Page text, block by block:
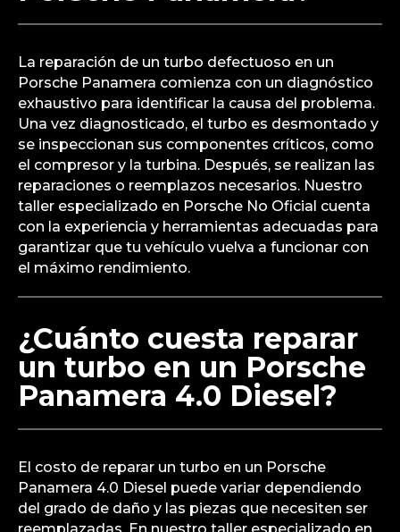
La reparación de un turbo defectuoso en un
Porsche Panamera comienza con un diagnóstico
exhaustivo para identificar la causa del problema.
Una vez diagnosticado, el turbo es desmontado y
se inspeccionan sus componentes críticos, como
el compresor y la turbina. Después, se realizan las
reparaciones o reemplazos necesarios. Nuestro
taller especializado en Porsche No Oficial cuenta
con la experiencia y herramientas adecuadas para
garantizar que tu vehículo vuelva a funcionar con
el máximo rendimiento.
¿Cuánto cuesta reparar
un turbo en un Porsche
Panamera 4.0 Diesel?
El costo de reparar un turbo en un Porsche
Panamera 4.0 Diesel puede variar dependiendo
del grado de daño y las piezas que necesiten ser